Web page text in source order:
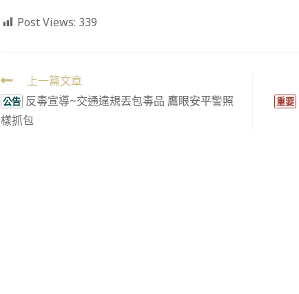
Post Views: 339
Read
more
articles
上一篇文章
公告 反毒宣導~交通違規丟包毒品 鷹眼安平警照
樣抓包
重要